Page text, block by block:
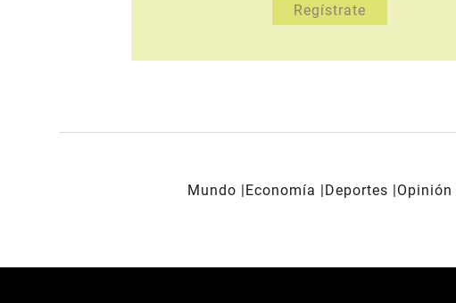
Mundo Economía Deportes Opinión